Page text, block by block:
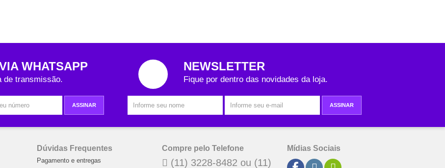
WHATSAPP
de transmissão.
ASSINAR
NEWSLETTER
Fique por dentro das novidades da loja.
ASSINAR
Dúvidas Frequentes
Pagamento e entregas
Compre pelo Telefone
(11) 3228-8482 ou (11)
Mídias Sociais